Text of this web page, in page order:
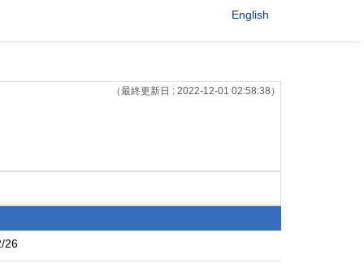
English
（最終更新日 : 2022-12-01 02:58:38）
26